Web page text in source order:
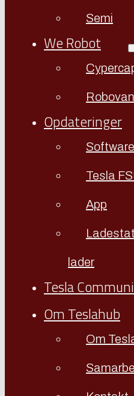
Semi
We Robot
Robovan
Opdateringer
Software
Tesla
App
lader
Tesla
Om Teslahub
Om